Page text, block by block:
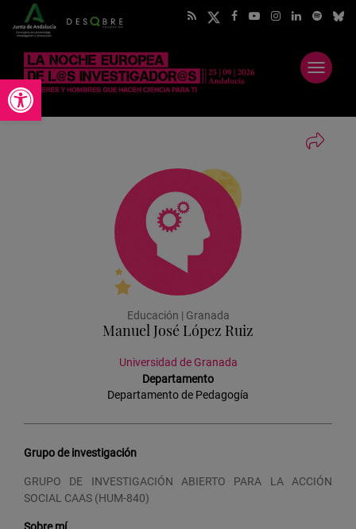
Abrir barra de herramientas
Abrir
menú
Educación | Granada
Manuel José López Ruiz
Universidad de Granada
Departamento
Departamento de Pedagogía
Grupo de investigación
GRUPO DE INVESTIGACIÓN ABIERTO PARA LA ACCIÓN
SOCIAL CAAS (HUM-840)